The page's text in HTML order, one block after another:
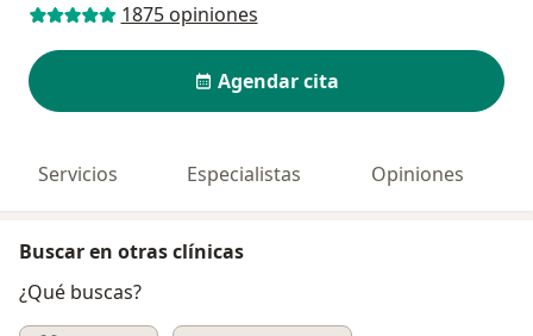
1875 opiniones
Agendar cita
Servicios Especialistas Opiniones
Buscar en otras clínicas
¿Qué buscas?